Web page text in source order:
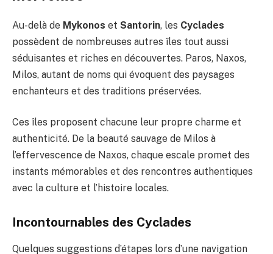
Au-delà de Mykonos et Santorin, les Cyclades
possèdent de nombreuses autres îles tout aussi
séduisantes et riches en découvertes. Paros, Naxos,
Milos, autant de noms qui évoquent des paysages
enchanteurs et des traditions préservées.
Ces îles proposent chacune leur propre charme et
authenticité. De la beauté sauvage de Milos à
l’effervescence de Naxos, chaque escale promet des
instants mémorables et des rencontres authentiques
avec la culture et l’histoire locales.
Incontournables des Cyclades
Quelques suggestions d’étapes lors d’une navigation